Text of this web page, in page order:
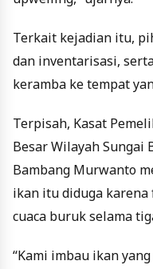
Terkait kejadian itu,
dan inventarisasi,
keramba ke tempat
Terpisah, Kasat
Besar Wilayah Sungai
Bambang Murwanto
ikan itu diduga
cuaca buruk selama
“Kami imbau ikan